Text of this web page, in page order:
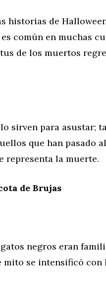
historias de
común en muchas
de los muertos
sirven para asustar;
que han pasado
representa la muerte.
de Brujas
negros eran
se intensificó con